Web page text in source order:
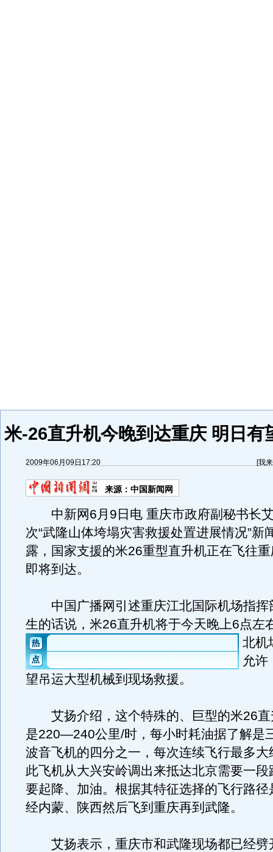
米-26直升机今晚到达重庆 明日有
2009年06月09日17:20 [我
来源： 中国新闻网
中新网6月9日电 重庆市政府副秘书长
次“武隆山体垮塌灾害救援处置进展情况”新
露，国家支援的米26重型直升机正在飞往
即将到达。
中国广播网引述重庆江北国际机场指挥
生的话说，米26直升机将于今天晚上6点左
北机
允许
望吊运大型机械到现场救援。
艾扬介绍，这个特殊的、巨型的米26直
是220—240公里/时，每小时耗油据了解是
波音飞机的四分之一，每次连续飞行最多大
此飞机从大兴安岭调出来抵达北京需要一段
要起降、加油。根据其特征选择的飞行路径
经内蒙、陕西然后飞到重庆再到武隆。
艾扬表示，重庆市和武隆现场都已经劈